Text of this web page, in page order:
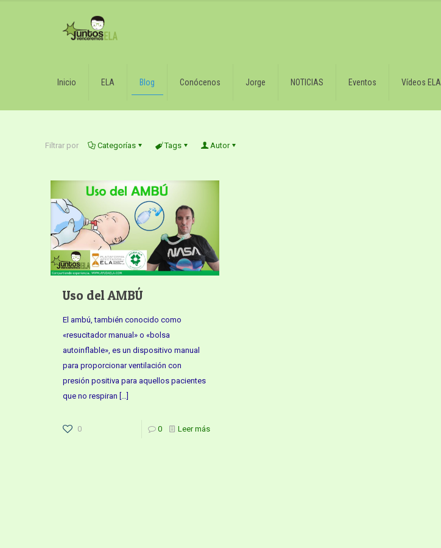
Inicio ELA Blog Conócenos Jorge NOTICIAS Eventos Vídeos ELA
Filtrar por Categorías Tags Autor
Uso del AMBÚ
El ambú, también conocido como
«resucitador manual» o «bolsa
autoinflable», es un dispositivo manual
para proporcionar ventilación con
presión positiva para aquellos pacientes
que no respiran […]
0 0 Leer más